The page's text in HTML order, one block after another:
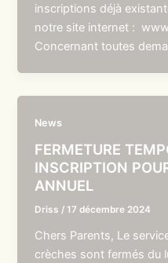
inscriptions déjà
notre site internet :
Concernant toutes
News
FERMETURE
INSCRIPTION
ANNUEL
Driss /17 décembre 2024
Chers Parents, Le
crèches sont fermés du